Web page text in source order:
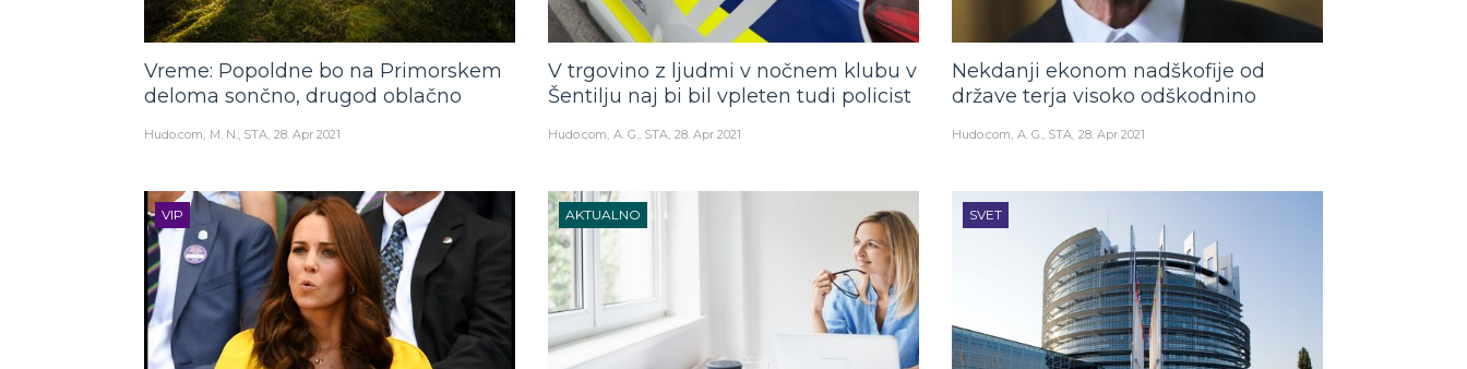
Vreme: Popoldne bo na Primorskem
deloma sončno, drugod oblačno
Hudo.com M. N., STA 28. Apr 2021
V trgovino z ljudmi v nočnem klubu v
Šentilju naj bi bil vpleten tudi policist
Hudo.com A. G., STA 28. Apr 2021
Nekdanji ekonom nadškofije od
države terja visoko odškodnino
Hudo.com A. G., STA 28. Apr 2021
VIP AKTUALNO SVET